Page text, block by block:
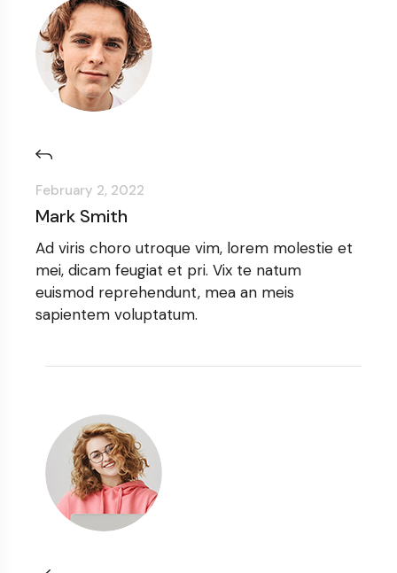
February 2, 2022
Mark Smith
Ad viris choro utroque vim, lorem molestie et
mei, dicam feugiat et pri. Vix te natum
euismod reprehendunt, mea an meis
sapientem voluptatum.